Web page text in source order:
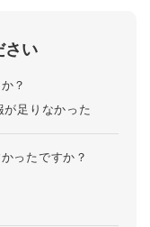
さい
？
が足りなかった
ったですか？